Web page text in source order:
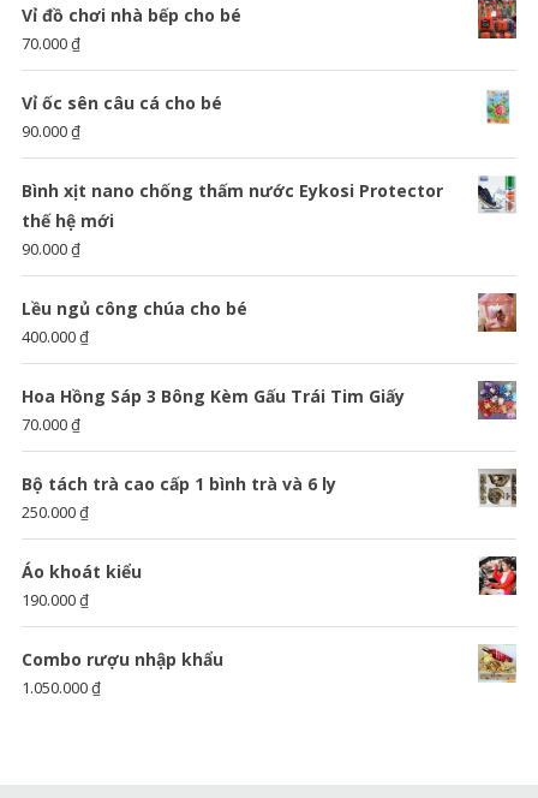
Vỉ đồ chơi nhà bếp cho bé
70.000₫
Vỉ ốc sên câu cá cho bé
90.000₫
Bình xịt nano chống thấm nước Eykosi Protector
thế hệ mới
90.000₫
Lều ngủ công chúa cho bé
400.000₫
Hoa Hồng Sáp 3 Bông Kèm Gấu Trái Tim Giấy
70.000₫
Bộ tách trà cao cấp 1 bình trà và 6 ly
250.000₫
Áo khoát kiểu
190.000₫
Combo rượu nhập khẩu
1.050.000₫